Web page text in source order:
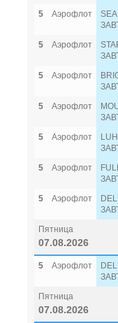
5
Аэрофлот
5
Аэрофлот
5
Аэрофлот
5
Аэрофлот
5
Аэрофлот
5
Аэрофлот
5
Аэрофлот
Пятница
07.08.2026
5 Аэрофлот
Пятница
07.08.2026